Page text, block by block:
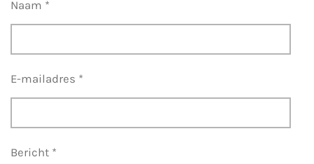
Naam *
E-mailadres *
Bericht *